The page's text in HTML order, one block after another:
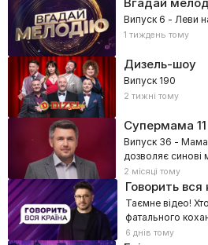
Випуск 6 - Леви
1 тиждень тому
Дизель-шоу
Випуск 190
2 тижні тому
Супермама 11
Випуск 36 - Мама
дозволяє синові
2 місяці тому
Говорить вся
Таємне відео!
фатального
6 днів тому